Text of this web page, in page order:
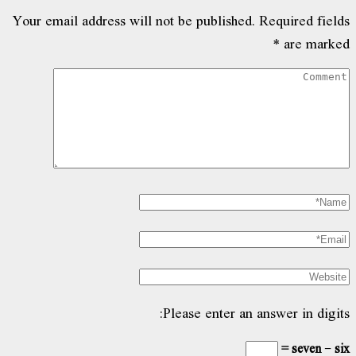
Your email address will not be published. Required fields
are marked
*
Please enter an answer in digits:
seven − six =